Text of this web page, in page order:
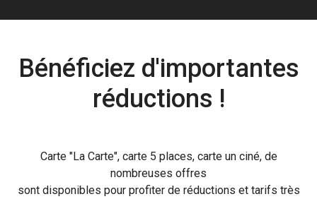
Bénéficiez d'importantes
réductions !
Carte "La Carte", carte 5 places, carte un ciné, de
nombreuses offres
sont disponibles pour profiter de réductions et tarifs très